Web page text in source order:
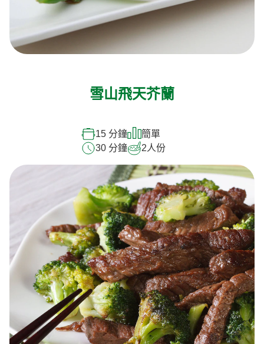
雪山飛天芥蘭
15 分鐘
簡單
30 分鐘
2人份